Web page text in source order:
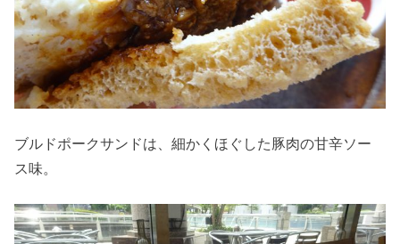
ブルドポークサンドは、細かくほぐした豚肉の甘辛ソー
ス味。